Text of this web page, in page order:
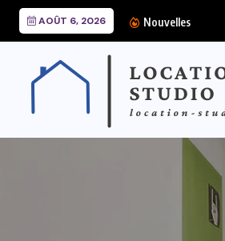
AOÛT 6, 2026 Nouvelles